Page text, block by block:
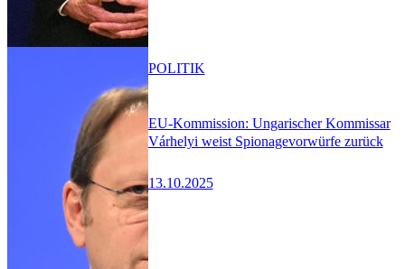
EU-Kommission: Ungarischer Kommissar
Várhelyi weist Spionagevorwürfe zurück
13.10.2025
POLITIK